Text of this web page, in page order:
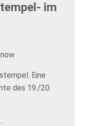
im
Eine
des 19./20.